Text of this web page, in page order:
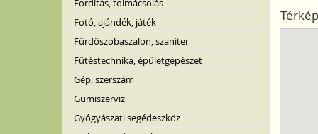
Fordítás, tolmácsolás
Fotó, ajándék, játék
Fürdőszobaszalon, szaniter
Fűtéstechnika, épületgépészet
Gép, szerszám
Gumiszerviz
Gyógyászati segédeszköz
Térkép